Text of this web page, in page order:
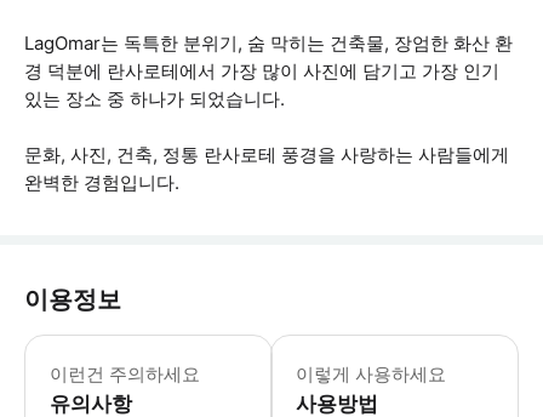
LagOmar는 독특한 분위기, 숨 막히는 건축물, 장엄한 화산 환
경 덕분에 란사로테에서 가장 많이 사진에 담기고 가장 인기
있는 장소 중 하나가 되었습니다.
문화, 사진, 건축, 정통 란사로테 풍경을 사랑하는 사람들에게
완벽한 경험입니다.
이용정보
이런건 주의하세요
유의사항
입장은 오후 5시 30분까지 가능합니
이렇게 사용하세요
사용방법